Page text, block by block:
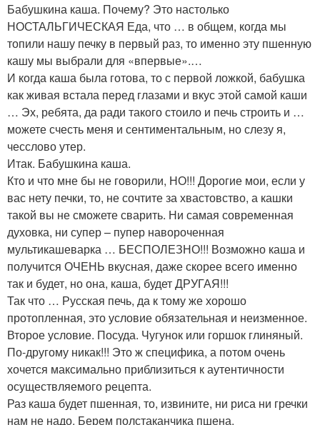
Бабушкина каша. Почему? Это настолько
НОСТАЛЬГИЧЕСКАЯ Еда, что … в общем, когда мы
топили нашу печку в первый раз, то именно эту пшенную
кашу мы выбрали для «впервые».…
И когда каша была готова, то с первой ложкой, бабушка
как живая встала перед глазами и вкус этой самой каши
… Эх, ребята, да ради такого стоило и печь строить и …
можете счесть меня и сентиментальным, но слезу я,
чесслово утер.
Итак. Бабушкина каша.
Кто и что мне бы не говорили, НО!!! Дорогие мои, если у
вас нету печки, то, не сочтите за хвастовство, а кашки
такой вы не сможете сварить. Ни самая современная
духовка, ни супер – пупер навороченная
мультикашеварка … БЕСПОЛЕЗНО!!! Возможно каша и
получится ОЧЕНЬ вкусная, даже скорее всего именно
так и будет, но она, каша, будет ДРУГАЯ!!!
Так что … Русская печь, да к тому же хорошо
протопленная, это условие обязательная и неизменное.
Второе условие. Посуда. Чугунок или горшок глиняный.
По-другому никак!!! Это ж специфика, а потом очень
хочется максимально приблизиться к аутентичности
осуществляемого рецепта.
Раз каша будет пшенная, то, извините, ни риса ни гречки
нам не надо. Берем полстаканчика пшена.